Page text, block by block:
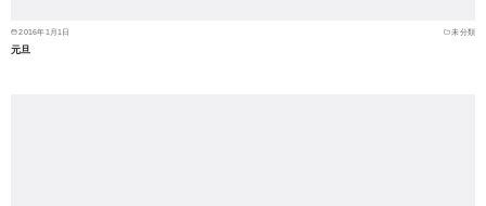
2016年1月1日 未分類
元旦